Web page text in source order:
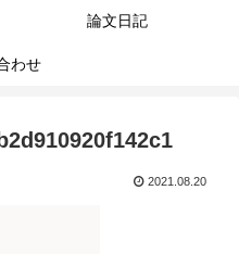
論文日記
わせ
2021.08.20